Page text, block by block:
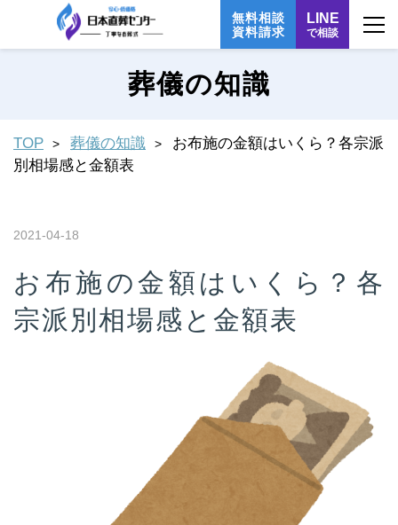
無料相談
資料請求
LINE
で相談
葬儀の知識
TOP 葬儀の知識
お布施の金額はいくら？各宗派
別相場感と金額表
2021-04-18
お布施の金額はいくら？各
宗派別相場感と金額表